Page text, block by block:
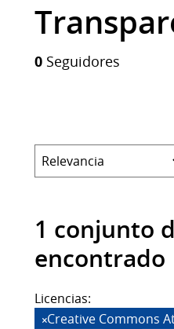
0 Seguidores
1 conjunto
encontrado
Licencias:
Creative Commons